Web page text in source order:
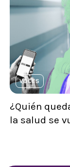
VOCES
¿Quién
la salud se